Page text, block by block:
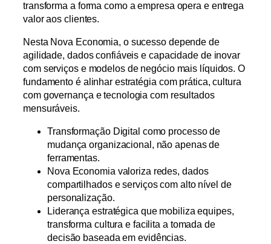
transforma a forma como a empresa opera e entrega
valor aos clientes.
Nesta Nova Economia, o sucesso depende de
agilidade, dados confiáveis e capacidade de inovar
com serviços e modelos de negócio mais líquidos. O
fundamento é alinhar estratégia com prática, cultura
com governança e tecnologia com resultados
mensuráveis.
Transformação Digital como processo de
mudança organizacional, não apenas de
ferramentas.
Nova Economia valoriza redes, dados
compartilhados e serviços com alto nível de
personalização.
Liderança estratégica que mobiliza equipes,
transforma cultura e facilita a tomada de
decisão baseada em evidências.